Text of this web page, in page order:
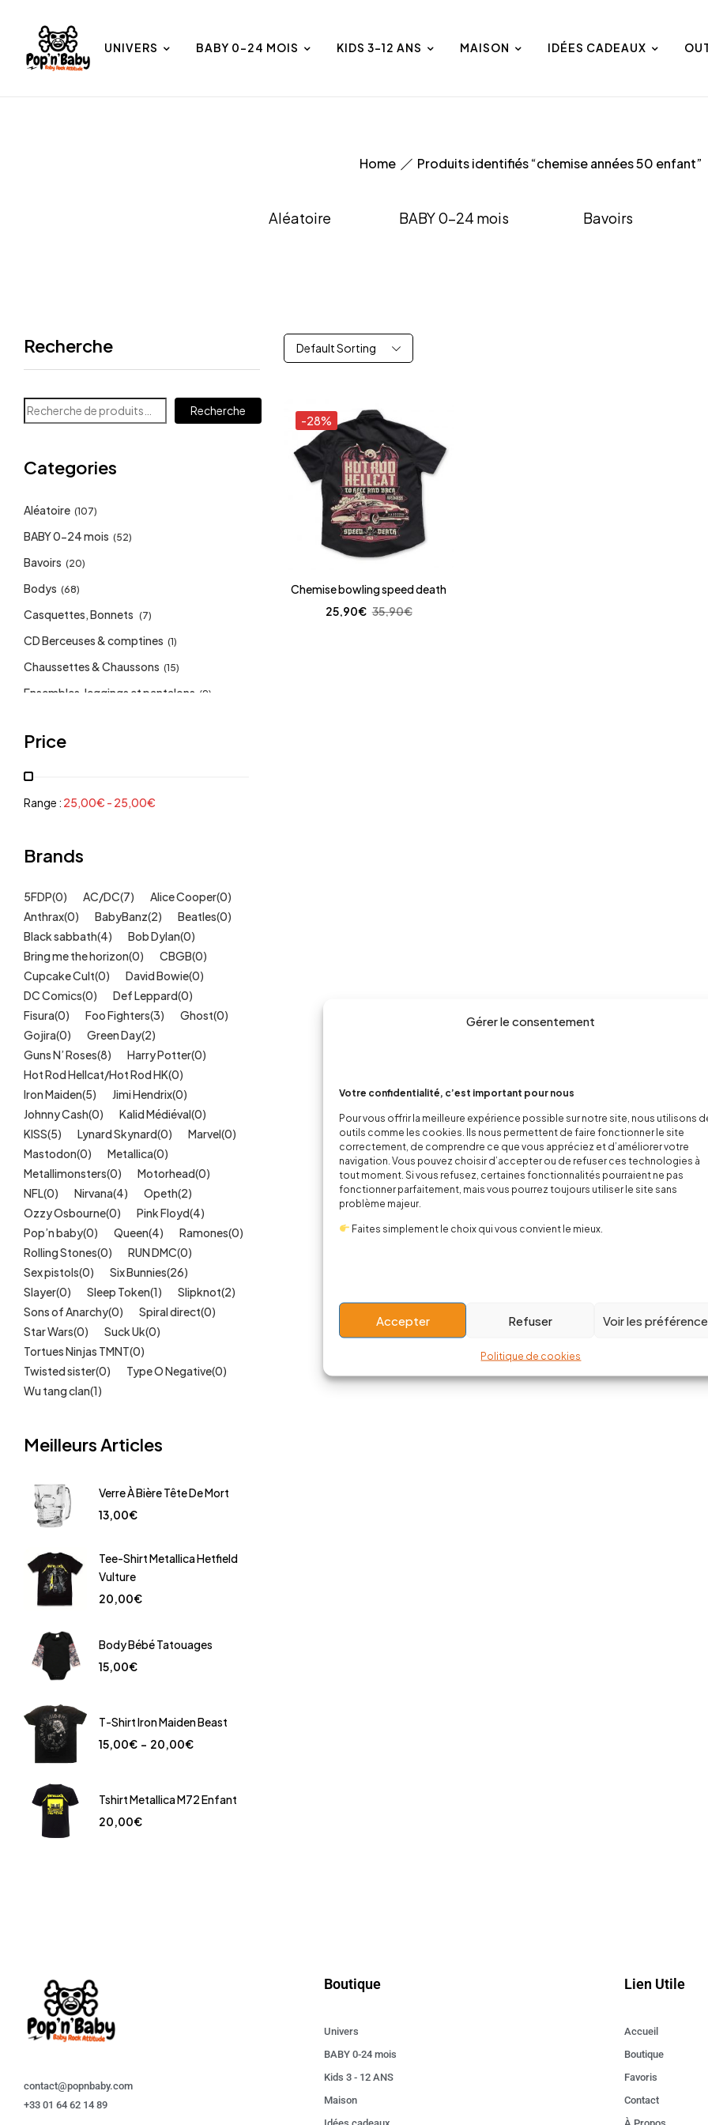
Gérer le consentement
Votre confidentialité, c’est important pour nous
Pour vous offrir la meilleure expérience possible sur notre site, nous utilisons
outils comme les cookies. Ils nous permettent de faire fonctionner le site
correctement, de comprendre ce que vous appréciez et d’améliorer votre
navigation. Vous pouvez choisir d’accepter ou de refuser ces technologies à
tout moment. Si vous refusez, certaines fonctionnalités pourraient ne pas
fonctionner parfaitement, mais vous pourrez toujours utiliser le site sans
problème majeur.
Faites simplement le choix qui vous convient le mieux.
Accepter Refuser Voir les
Politique de cookies
UNIVERS BABY 0-24 MOIS KIDS 3-12 ANS MAISON IDÉES CADEAUX
Home Produits identifiés “chemise années 50 enfant”
Aléatoire BABY 0-24 mois Bavoirs
Recherche
Recherche
Categories
Aléatoire (107)
BABY 0-24 mois (52)
Bavoirs (20)
Bodys (68)
Casquettes, Bonnets (7)
CD Berceuses & comptines (1)
Chaussettes & Chaussons (15)
Ensembles, leggings et pantalons (9)
Mode Fille
Mode Garçon
Sweat, pulls, gilets (6)
Tétines (11)
Kids (209)
Outlet (40)
Univers (422)
Price
Range : 25,00€ - 25,00€
Brands
5FDP(0) AC/DC(7) Alice Cooper(0)
Anthrax(0) BabyBanz(2) Beatles(0)
Black sabbath(4) Bob Dylan(0)
Bring me the horizon(0) CBGB(0)
Cupcake Cult(0) David Bowie(0)
DC Comics(0) Def Leppard(0)
Fisura(0) Foo Fighters(3) Ghost(0)
Gojira(0) Green Day(2)
Guns N’ Roses(8) Harry Potter(0)
Hot Rod Hellcat/Hot Rod HK(0)
Iron Maiden(5) Jimi Hendrix(0)
Johnny Cash(0) Kalid Médiéval(0)
KISS(5) Lynard Skynard(0) Marvel(0)
Mastodon(0) Metallica(0)
Metallimonsters(0) Motorhead(0)
NFL(0) Nirvana(4) Opeth(2)
Ozzy Osbourne(0) Pink Floyd(4)
Pop’n baby(0) Queen(4) Ramones(0)
Rolling Stones(0) RUN DMC(0)
Sex pistols(0) Six Bunnies(26)
Slayer(0) Sleep Token(1) Slipknot(2)
Sons of Anarchy(0) Spiral direct(0)
Star Wars(0) Suck Uk(0)
Tortues Ninjas TMNT(0)
Twisted sister(0) Type O Negative(0)
Wu tang clan(1)
Meilleurs Articles
Verre À Bière Tête De Mort
13,00€
Tee-Shirt Metallica Hetfield
Vulture
20,00€
Body Bébé Tatouages
15,00€
T-Shirt Iron Maiden Beast
15,00€ – 20,00€
Tshirt Metallica M72 Enfant
20,00€
Default Sorting
-28%
Chemise bowling speed death
35,90€
25,90€
contact@popnbaby.com
+33 01 64 62 14 89
Boutique
Univers
BABY 0-24 mois
Kids 3 - 12 ANS
Maison
Lien Utile
Accueil
Boutique
Favoris
Contact